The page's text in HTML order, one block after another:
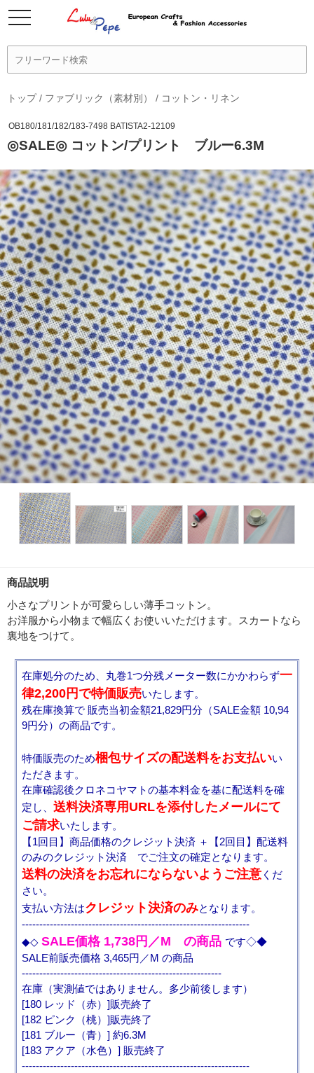
トップ/ ファブリック（素材別） / コットン・リネン
OB180/181/182/183-7498 BATISTA2-12109
◎SALE◎ コットン/プリント ブルー6.3M
商品説明
小さなプリントが可愛らしい薄手コットン。
お洋服から小物まで幅広くお使いいただけます。スカートなら
裏地をつけて。
在庫処分のため、丸巻1つ分残メーター数にかかわらず一
律2,200円で特価販売いたします。
残在庫換算で 販売当初金額21,829円分（SALE金額 10,94
9円分）の商品です。
特価販売のため梱包サイズの配送料をお支払いい
ただきます。
在庫確認後クロネコヤマトの基本料金を基に配送料を確
定し、 送料決済専用URLを添付したメールにて
ご請求いたします。
【1回目】商品価格のクレジット決済 ＋【2回目】配送料
のみのクレジット決済 でご注文の確定となります。
送料の決済をお忘れにならないようご注意くだ
さい。
支払い方法はクレジット決済のみとなります。
-----------------------------------------------------------------
◆◇ SALE価格 1,738円／M の商品 です◇◆
SALE前販売価格 3,465円／M の商品
---------------------------------------------------------
在庫（実測値ではありません。多少前後します）
[180 レッド（赤）]販売終了
[182 ピンク（桃）]販売終了
[181 ブルー（青）] 約6.3M
[183 アクア（水色）] 販売終了
-----------------------------------------------------------------